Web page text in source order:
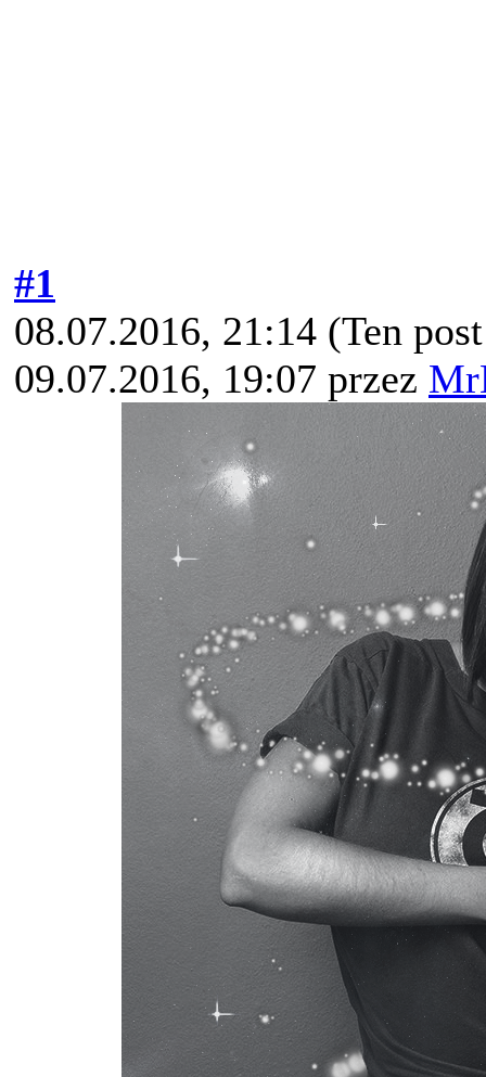
#1
08.07.2016, 21:14 (Ten
09.07.2016, 19:07 przez